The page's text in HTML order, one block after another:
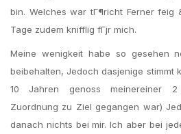
bin. Welches war tГ¶richt Ferner feig
Tage zudem knifflig fГјr mich.
Meine wenigkeit habe so gesehen
beibehalten, Jedoch dasjenige stimmt
10 Jahren genoss meinereiner
Zuordnung zu Ziel gegangen war)
danach nichts bei mir. Ich aber bei